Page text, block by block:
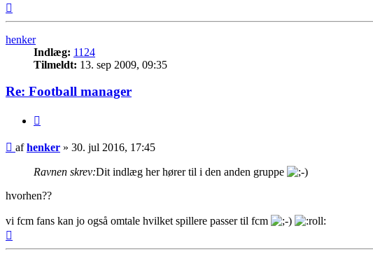
henker
Indlæg: 1124
Tilmeldt: 13. sep 2009, 09:35
Re: Football manager
Indlæg
afhenker » 30. jul 2016, 17:45
Ravnen skrev:Dit indlæg her hører til i den anden gruppe
hvorhen??
vi fcm fans kan jo også omtale hvilket spillere passer til fcm